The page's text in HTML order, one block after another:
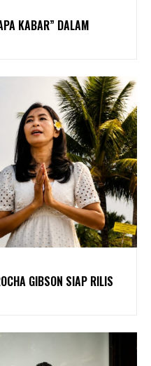
KABAR” DALAM
GIBSON SIAP RILIS